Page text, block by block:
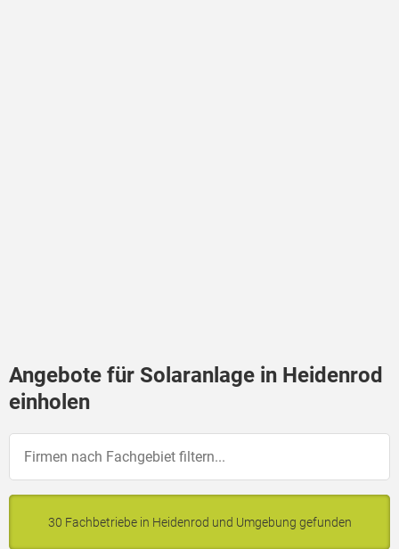
Angebote für Solaranlage in Heidenrod
einholen
30 Fachbetriebe in Heidenrod und Umgebung gefunden